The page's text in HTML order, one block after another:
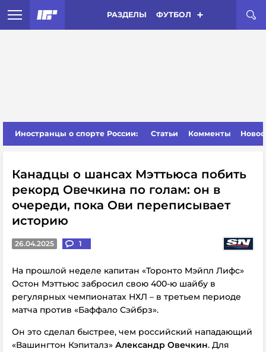
РАЗДЕЛЫ ФУТБОЛ
Иностранцы о спорте России: Статьи Комменты
Канадцы о шансах Мэттьюса побить
рекорд Овечкина по голам: он в
очереди, пока Ови переписывает
историю
26.04.2025 1
На прошлой неделе капитан «Торонто Мэйпл Лифс»
Остон Мэттьюс забросил свою 400-ю шайбу в
регулярных чемпионатах НХЛ – в третьем периоде
матча против «Баффало Сэйбрз».
Он это сделал быстрее, чем российский нападающий
«Вашингтон Кэпиталз» Александр Овечкин. Для